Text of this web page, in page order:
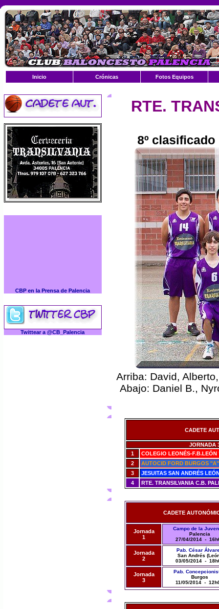
Inicio Crónicas Fotos Equipos
CBP en la Prensa de Palencia
Twittear a @CB_Palencia
RTE.
8º
Arriba: David,
Abajo: Daniel B.,
CADETE
JORNADA
1
COLEGIO LEONÉS-
2
AUTOCID FORD BURGOS "A"
3
JESUITAS SAN ANDRÉS
4
RTE. TRANSILVANIA C.B.
CADETE
Jornada
1
Campo de la
Palencia
27/04/2014 -
Jornada
2
Pab. César
San Andrés
03/05/2014 -
Jornada
3
Pab.
Burgos
11/05/2014 -